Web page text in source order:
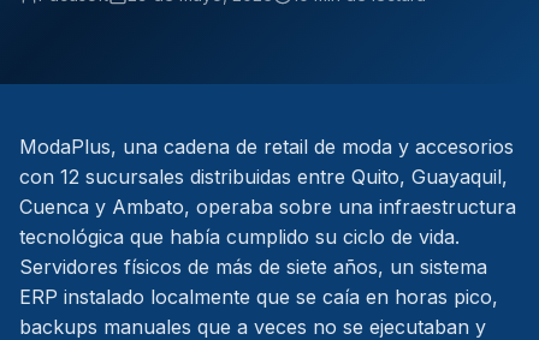
ModaPlus, una cadena de retail de moda y accesorios
con 12 sucursales distribuidas entre Quito, Guayaquil,
Cuenca y Ambato, operaba sobre una infraestructura
tecnológica que había cumplido su ciclo de vida.
Servidores físicos de más de siete años, un sistema
ERP instalado localmente que se caía en horas pico,
backups manuales que a veces no se ejecutaban y